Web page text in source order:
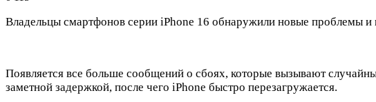
Владельцы смартфонов серии iPhone 16 обнаружили новые проблемы и
Появляется все больше сообщений о сбоях, которые вызывают
заметной задержкой, после чего iPhone быстро перезагружается.